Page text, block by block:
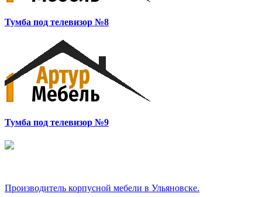
Тумба под телевизор №8
Тумба под телевизор №9
Производитель корпусной мебели в Ульяновске.